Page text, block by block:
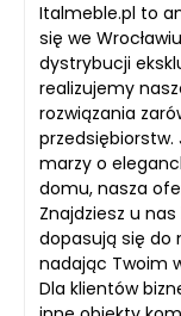
Italmeble.pl to
się we
dystrybucji
realizujemy
rozwiązania
marzy o
domu, nasza
Znajdziesz u
dopasują się do
nadając Twoim
Dla klientów